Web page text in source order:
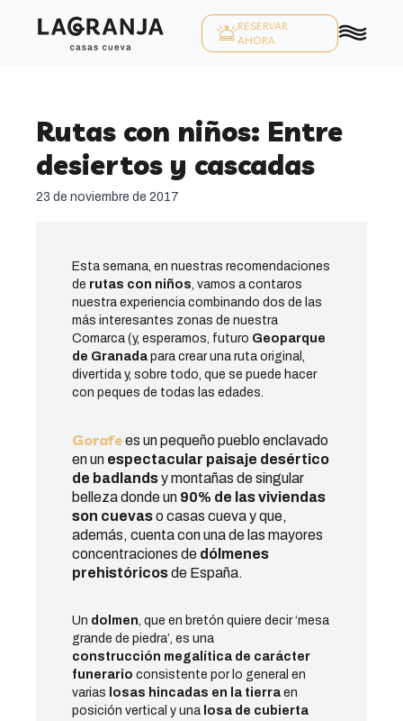
RESERVAR
AHORA
Rutas con niños: Entre
desiertos y cascadas
23 de noviembre de 2017
Esta semana, en nuestras recomendaciones
de rutas con niños, vamos a contaros
nuestra experiencia combinando dos de las
más interesantes zonas de nuestra
Comarca (y, esperamos, futuro Geoparque
de Granada para crear una ruta original,
divertida y, sobre todo, que se puede hacer
con peques de todas las edades.
Gorafees un pequeño pueblo enclavado
en un espectacular paisaje desértico
de badlandsy montañas de singular
bellezadonde un 90% de las viviendas
son cuevaso casas cuevay que,
además, cuenta con una de las mayores
concentraciones de dólmenes
prehistóricosde España.
Un dolmen, que en bretón quiere decir ‘mesa
grande de piedra’, es una
construcción megalítica de carácter
funerario consistente por lo general en
varias losas hincadas en la tierra en
posición vertical y una losa de cubierta